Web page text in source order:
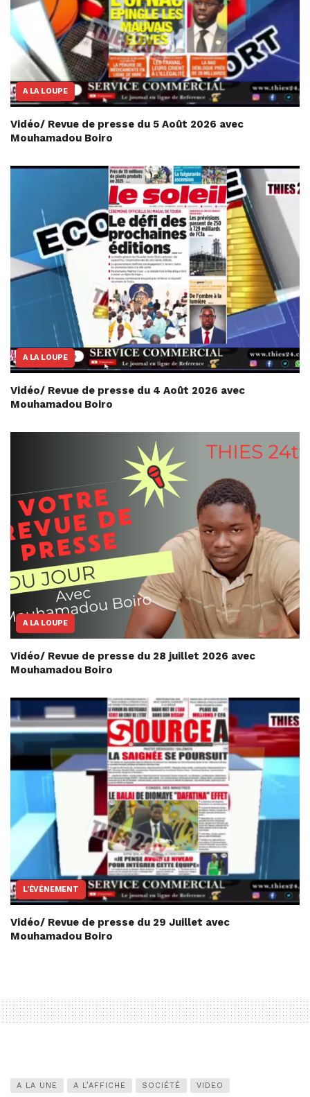
A LA LOUPE
Vidéo/ Revue de presse du 5 Août 2026 avec
Mouhamadou Boiro
A LA LOUPE
Vidéo/ Revue de presse du 4 Août 2026 avec
Mouhamadou Boiro
A LA LOUPE
Vidéo/ Revue de presse du 28 juillet 2026 avec
Mouhamadou Boiro
L'ÉVÉNEMENT
Vidéo/ Revue de presse du 29 Juillet avec
Mouhamadou Boiro
A LA UNE A L’AFFICHE SOCIÉTÉ VIDEO